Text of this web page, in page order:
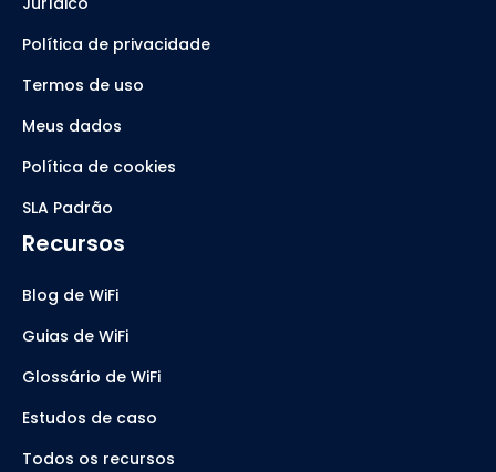
Política de privacidade
Termos de uso
Meus dados
Política de cookies
SLA Padrão
Recursos
Blog de WiFi
Guias de WiFi
Glossário de WiFi
Estudos de caso
Todos os recursos